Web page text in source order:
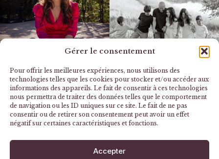
Gérer le consentement
Pour offrir les meilleures expériences, nous utilisons des
technologies telles que les cookies pour stocker et/ou accéder aux
informations des appareils. Le fait de consentir à ces technologies
nous permettra de traiter des données telles que le comportement
de navigation ou les ID uniques sur ce site. Le fait de ne pas
consentir ou de retirer son consentement peut avoir un effet
négatif sur certaines caractéristiques et fonctions.
Accepter